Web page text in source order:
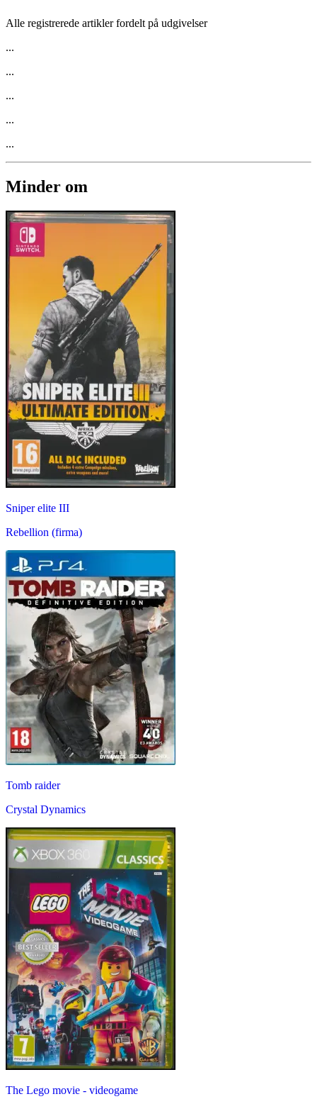
Alle registrerede artikler fordelt på udgivelser
...
...
...
...
...
Minder om
Sniper elite III
Rebellion (firma)
Tomb raider
Crystal Dynamics
The Lego movie - videogame